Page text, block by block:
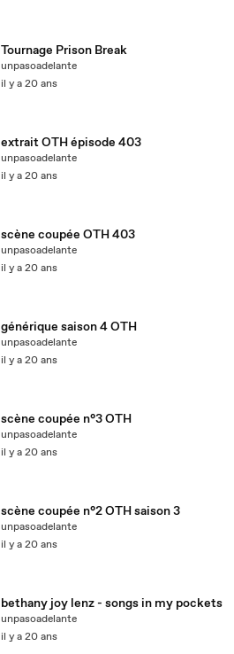
Tournage Prison Break
unpasoadelante
il y a 20 ans
extrait OTH épisode 403
unpasoadelante
il y a 20 ans
scène coupée OTH 403
unpasoadelante
il y a 20 ans
générique saison 4 OTH
unpasoadelante
il y a 20 ans
scène coupée n°3 OTH
unpasoadelante
il y a 20 ans
scène coupée n°2 OTH saison 3
unpasoadelante
il y a 20 ans
bethany joy lenz - songs in my pockets
unpasoadelante
il y a 20 ans